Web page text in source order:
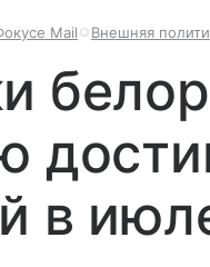
Mail Внешняя
в